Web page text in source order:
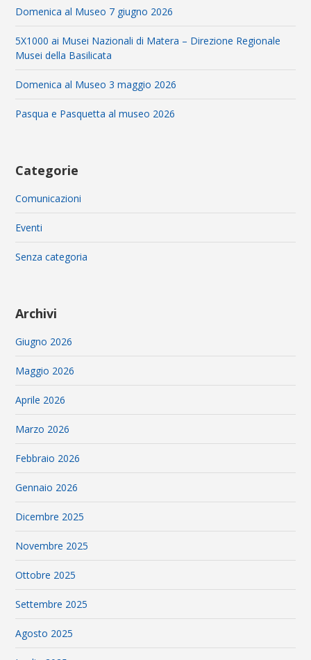
Domenica al Museo 7 giugno 2026
5X1000 ai Musei Nazionali di Matera – Direzione Regionale
Musei della Basilicata
Domenica al Museo 3 maggio 2026
Pasqua e Pasquetta al museo 2026
Categorie
Comunicazioni
Eventi
Senza categoria
Archivi
Giugno 2026
Maggio 2026
Aprile 2026
Marzo 2026
Febbraio 2026
Gennaio 2026
Dicembre 2025
Novembre 2025
Ottobre 2025
Settembre 2025
Agosto 2025